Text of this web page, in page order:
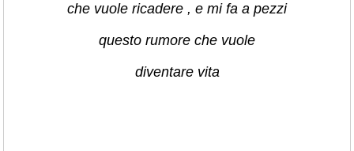
che vuole ricadere , e mi fa a pezzi
questo rumore che vuole
diventare vita